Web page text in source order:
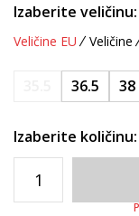
Izaberite veličinu:
Veličine EU Veličine
36.5 38
Izaberite količinu: